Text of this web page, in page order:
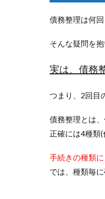
債務整理は何
そんな疑問を
実は、債務
つまり、 2回目
債務整理とは、
正確には4種類
手続きの種類
では、種類毎